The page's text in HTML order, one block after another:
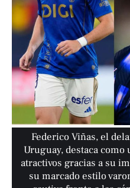
Federico Viñas, el
Uruguay, destaca
atractivos gracias a su
su marcado estilo